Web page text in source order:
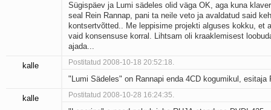
Sügispäev ja Lumi sädeles olid väga OK, aga kuna
seal Rein Rannap, pani ta neile veto ja avaldatud said
kontsertvõtted.. Me leppisime projekti alguses kokku, et
vaid konsensuse korral. Lihtsam oli kraaklemisest
ajada...
kalle Postitatud 2008-10-18 20:52:18.
"Lumi Sädeles" on Rannapi enda 4CD kogumikul, esitaja
kalle Postitatud 2008-10-28 16:24:35.